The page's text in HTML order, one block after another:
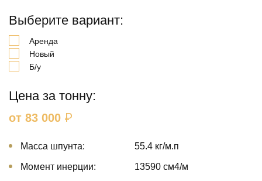
Выберите вариант:
Аренда
Новый
Б/у
Цена за тонну:
от 83 000 ₽
Масса шпунта: 55.4 кг/м.п
Момент инерции: 13590 cм4/м